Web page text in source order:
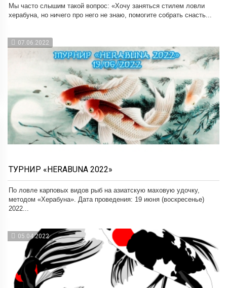
Мы часто слышим такой вопрос: «Хочу заняться стилем ловли
херабуна, но ничего про него не знаю, помогите собрать снасть...
07.06.2022
ТУРНИР «HERABUNA 2022»
По ловле карповых видов рыб на азиатскую маховую удочку,
методом «Херабуна». Дата проведения: 19 июня (воскресенье)
2022...
05.04.2022